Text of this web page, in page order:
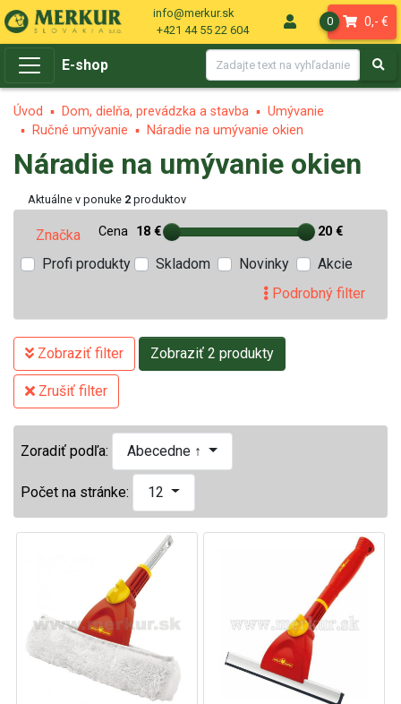
info@merkur.sk
+421 44 55 22 604
0 0,- €
E-shop
Úvod Dom, dielňa, prevádzka a stavba
Umývanie
Ručné umývanie
Náradie na umývanie okien
Náradie na umývanie okien
Aktuálne v ponuke 2 produktov
Značka Cena 18 € 20 €
Profi produkty Skladom Novinky
Akcie
Podrobný filter
Zobraziť filter Zobraziť 2 produkty
Zrušiť filter
Zoradiť podľa: Abecedne ↑
Počet na stránke: 12